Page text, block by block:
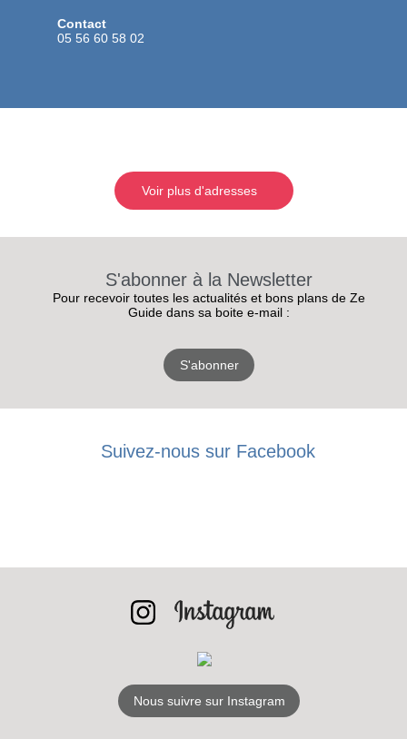
Contact
05 56 60 58 02
Voir plus d'adresses
S'abonner à la Newsletter
Pour recevoir toutes les actualités et bons plans de Ze
Guide dans sa boite e-mail :
S'abonner
Suivez-nous sur Facebook
Nous suivre sur Instagram